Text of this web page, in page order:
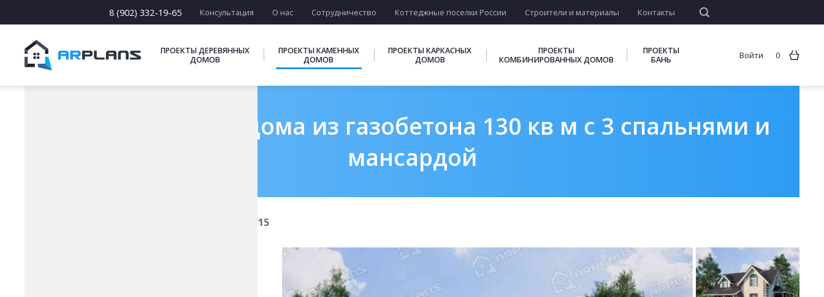
8 (902) 332-19-65 Консультация О нас Сотрудничество Коттеджные поселки России Строители и материалы Контакты
ПРОЕКТЫ ДЕРЕВЯННЫХ
ДОМОВ
ПРОЕКТЫ КАМЕННЫХ
ДОМОВ
ПРОЕКТЫ КАРКАСНЫХ
ДОМОВ
ПРОЕКТЫ
КОМБИНИРОВАННЫХ ДОМОВ
ПРОЕКТЫ
БАНЬ
Войти 0
Готовый проект дома из газобетона 130 кв м с 3 спальнями и
мансардой
К-315
17 х [17-22]
ПОДБОРКИ